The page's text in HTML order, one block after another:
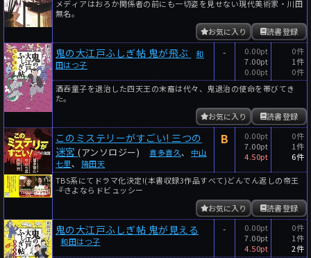
メディアはおろか関係者の前にも一切姿を見せない現代美術家・川田
無名。
読書登録
お気に入り
鬼の大江戸ふしぎ帖 鬼が飛ぶ
和
田はつ子
-
0.00pt
7.00pt
0.00pt
0件
1件
0件
酒吞童子を退治した四天王の末裔は代々、鬼退治の使命を帯びてき
た。
読書登録
お気に入り
このミステリーがすごい! 三つの
迷宮 (アンソロジー) 喜多喜久、 中山
七里、 降田天
B
0.00pt
7.00pt
4.50pt
0件
1件
6件
TBS系にてドラマ化決定!(本書収録3作品すべて)どんでん返しの帝王
――『さよならドビュッシー
読書登録
お気に入り
鬼の大江戸ふしぎ帖 鬼が見える
和田はつ子
-
0.00pt
7.00pt
4.50pt
0件
1件
2件